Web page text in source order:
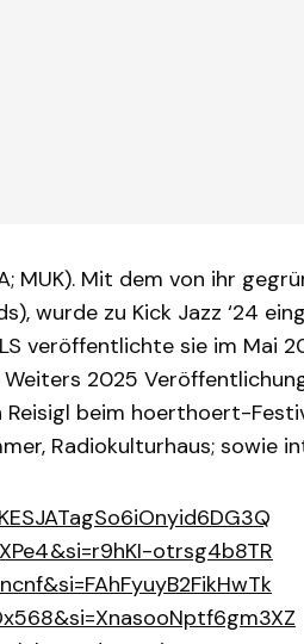
MUK). Mit dem von ihr
wurde zu Kick Jazz ‘24
veröffentlichte sie im Mai
2025
beim hoerthoert-
Radiokulturhaus; sowie
otrsg4b8TR